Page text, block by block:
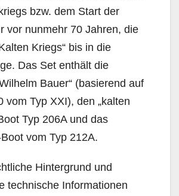
bzw. dem Start der
vor nunmehr 70 Jahren, die
Kriegs“ bis in die
Das Set enthält die
Bauer“ (basierend auf
vom Typ XXI), den „kalten
Typ 206A und das
vom Typ 212A.
Hintergrund und
technische Informationen